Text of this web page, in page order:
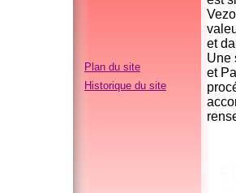
Plan du site
Historique du site
et
Une
et